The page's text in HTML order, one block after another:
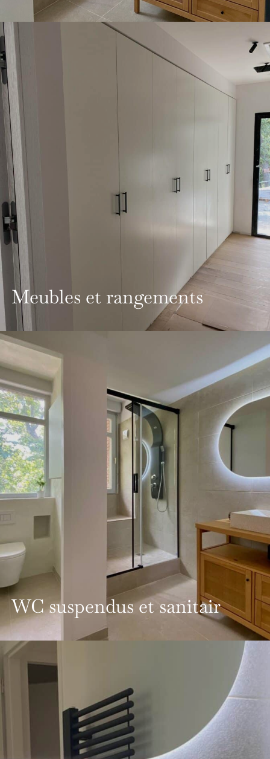
Meubles et rangements
WC suspendus et sanitair